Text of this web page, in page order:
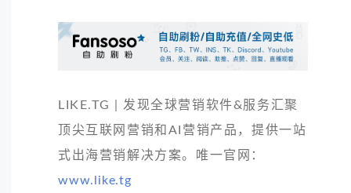
LIKE.TG | 发现全球营销软件&服务汇聚
顶尖互联网营销和AI营销产品，提供一站
式出海营销解决方案。唯一官网：
www.like.tg